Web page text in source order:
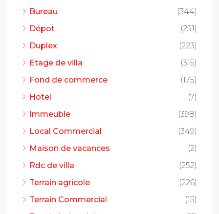
Bureau
(344)
Dépot
(251)
Duplex
(223)
Etage de villa
(315)
Fond de commerce
(175)
Hotel
(7)
Immeuble
(398)
Local Commercial
(349)
Maison de vacances
(2)
Rdc de villa
(252)
Terrain agricole
(226)
Terrain Commercial
(15)